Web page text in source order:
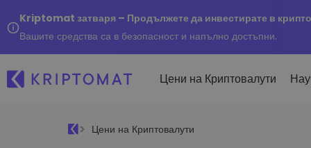
Kriptomat затваря – Продължете да инвестирате в
Вашите средства са в безопасност и напълно достъпни.
Цени на Криптовалути
Цени на Криптовалути